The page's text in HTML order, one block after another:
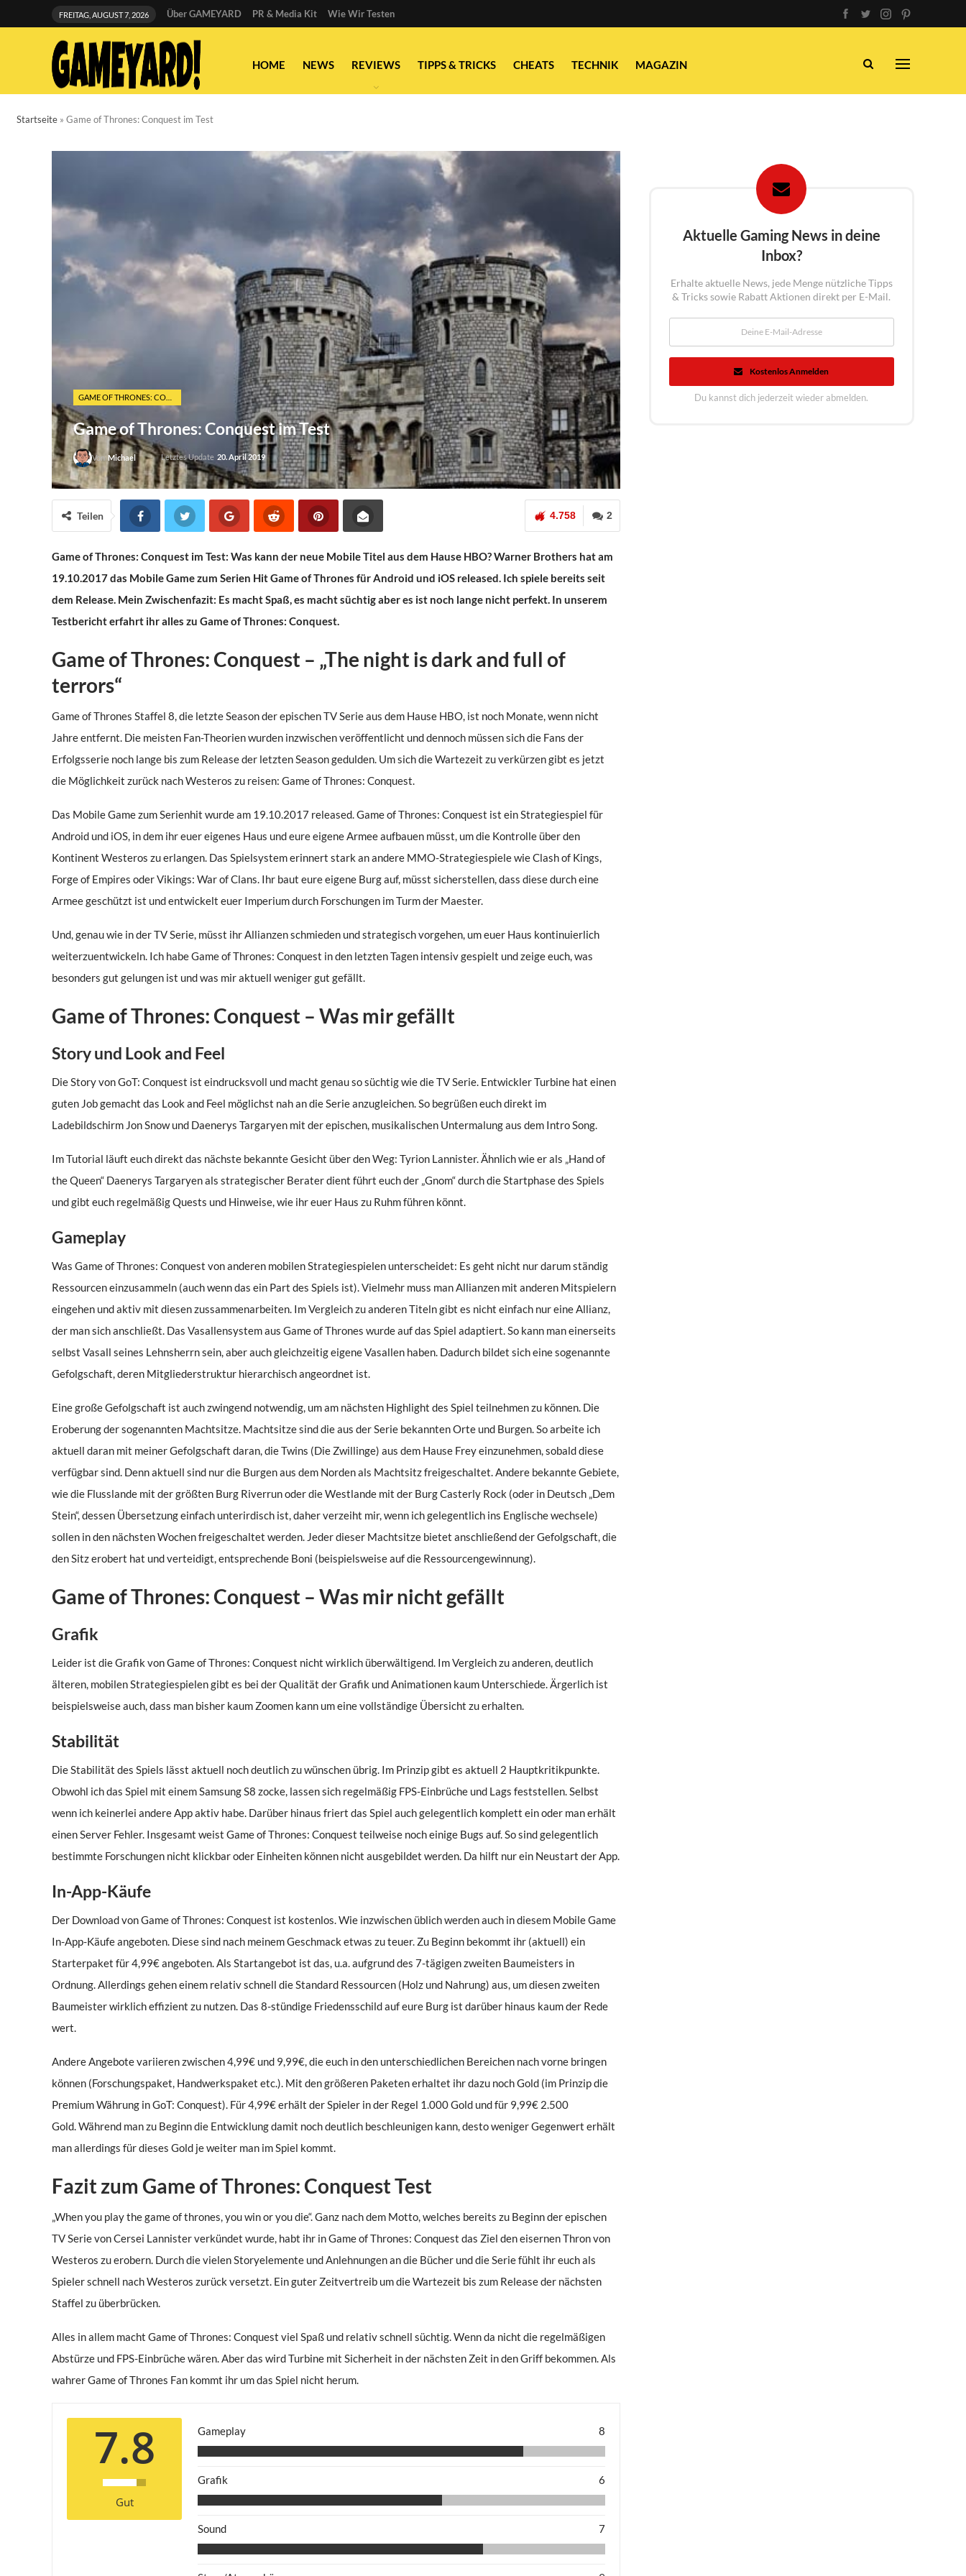
FREITAG, AUGUST 7, 2026 Über GAMEYARD PR & Media Kit Wie Wir Testen
HOME NEWS REVIEWS TIPPS & TRICKS CHEATS TECHNIK MAGAZIN
Startseite » Game of Thrones: Conquest im Test
Game of Thrones: Conquest im Test
Von Michael Letztes Update 20. April 2019
2
4.758
Teilen
Game of Thrones: Conquest im Test: Was kann der neue Mobile Titel aus dem Hause HBO? Warner Brothers hat am
19.10.2017 das Mobile Game zum Serien Hit Game of Thrones für Android und iOS released. Ich spiele bereits seit
dem Release. Mein Zwischenfazit: Es macht Spaß, es macht süchtig aber es ist noch lange nicht perfekt. In unserem
Testbericht erfahrt ihr alles zu Game of Thrones: Conquest.
Game of Thrones: Conquest – „The night is dark and full of
terrors“
Game of Thrones Staffel 8, die letzte Season der epischen TV Serie aus dem Hause HBO, ist noch Monate, wenn nicht
Jahre entfernt. Die meisten Fan-Theorien wurden inzwischen veröffentlicht und dennoch müssen sich die Fans der
Erfolgsserie noch lange bis zum Release der letzten Season gedulden. Um sich die Wartezeit zu verkürzen gibt es jetzt
die Möglichkeit zurück nach Westeros zu reisen: Game of Thrones: Conquest.
Das Mobile Game zum Serienhit wurde am 19.10.2017 released. Game of Thrones: Conquest ist ein Strategiespiel für
Android und iOS, in dem ihr euer eigenes Haus und eure eigene Armee aufbauen müsst, um die Kontrolle über den
Kontinent Westeros zu erlangen. Das Spielsystem erinnert stark an andere MMO-Strategiespiele wie Clash of Kings,
Forge of Empires oder Vikings: War of Clans. Ihr baut eure eigene Burg auf, müsst sicherstellen, dass diese durch eine
Armee geschützt ist und entwickelt euer Imperium durch Forschungen im Turm der Maester.
Und, genau wie in der TV Serie, müsst ihr Allianzen schmieden und strategisch vorgehen, um euer Haus kontinuierlich
weiterzuentwickeln. Ich habe Game of Thrones: Conquest in den letzten Tagen intensiv gespielt und zeige euch, was
besonders gut gelungen ist und was mir aktuell weniger gut gefällt.
Game of Thrones: Conquest – Was mir gefällt
Story und Look and Feel
Die Story von GoT: Conquest ist eindrucksvoll und macht genau so süchtig wie die TV Serie. Entwickler Turbine hat einen
guten Job gemacht das Look and Feel möglichst nah an die Serie anzugleichen. So begrüßen euch direkt im
Ladebildschirm Jon Snow und Daenerys Targaryen mit der epischen, musikalischen Untermalung aus dem Intro Song.
Im Tutorial läuft euch direkt das nächste bekannte Gesicht über den Weg: Tyrion Lannister. Ähnlich wie er als „Hand of
the Queen“ Daenerys Targaryen als strategischer Berater dient führt euch der „Gnom“ durch die Startphase des Spiels
und gibt euch regelmäßig Quests und Hinweise, wie ihr euer Haus zu Ruhm führen könnt.
Gameplay
Was Game of Thrones: Conquest von anderen mobilen Strategiespielen unterscheidet: Es geht nicht nur darum ständig
Ressourcen einzusammeln (auch wenn das ein Part des Spiels ist). Vielmehr muss man Allianzen mit anderen Mitspielern
eingehen und aktiv mit diesen zussammenarbeiten. Im Vergleich zu anderen Titeln gibt es nicht einfach nur eine Allianz,
der man sich anschließt. Das Vasallensystem aus Game of Thrones wurde auf das Spiel adaptiert. So kann man einerseits
selbst Vasall seines Lehnsherrn sein, aber auch gleichzeitig eigene Vasallen haben. Dadurch bildet sich eine sogenannte
Gefolgschaft, deren Mitgliederstruktur hierarchisch angeordnet ist.
Eine große Gefolgschaft ist auch zwingend notwendig, um am nächsten Highlight des Spiel teilnehmen zu können. Die
Eroberung der sogenannten Machtsitze. Machtsitze sind die aus der Serie bekannten Orte und Burgen. So arbeite ich
aktuell daran mit meiner Gefolgschaft daran, die Twins (Die Zwillinge) aus dem Hause Frey einzunehmen, sobald diese
verfügbar sind. Denn aktuell sind nur die Burgen aus dem Norden als Machtsitz freigeschaltet. Andere bekannte Gebiete,
wie die Flusslande mit der größten Burg Riverrun oder die Westlande mit der Burg Casterly Rock (oder in Deutsch „Dem
Stein“, dessen Übersetzung einfach unterirdisch ist, daher verzeiht mir, wenn ich gelegentlich ins Englische wechsele)
sollen in den nächsten Wochen freigeschaltet werden. Jeder dieser Machtsitze bietet anschließend der Gefolgschaft, die
den Sitz erobert hat und verteidigt, entsprechende Boni (beispielsweise auf die Ressourcengewinnung).
Game of Thrones: Conquest – Was mir nicht gefällt
Grafik
Leider ist die Grafik von Game of Thrones: Conquest nicht wirklich überwältigend. Im Vergleich zu anderen, deutlich
älteren, mobilen Strategiespielen gibt es bei der Qualität der Grafik und Animationen kaum Unterschiede. Ärgerlich ist
beispielsweise auch, dass man bisher kaum Zoomen kann um eine vollständige Übersicht zu erhalten.
Stabilität
Die Stabilität des Spiels lässt aktuell noch deutlich zu wünschen übrig. Im Prinzip gibt es aktuell 2 Hauptkritikpunkte.
Obwohl ich das Spiel mit einem Samsung S8 zocke, lassen sich regelmäßig FPS-Einbrüche und Lags feststellen. Selbst
wenn ich keinerlei andere App aktiv habe. Darüber hinaus friert das Spiel auch gelegentlich komplett ein oder man erhält
einen Server Fehler. Insgesamt weist Game of Thrones: Conquest teilweise noch einige Bugs auf. So sind gelegentlich
bestimmte Forschungen nicht klickbar oder Einheiten können nicht ausgebildet werden. Da hilft nur ein Neustart der App.
In-App-Käufe
Der Download von Game of Thrones: Conquest ist kostenlos. Wie inzwischen üblich werden auch in diesem Mobile Game
In-App-Käufe angeboten. Diese sind nach meinem Geschmack etwas zu teuer. Zu Beginn bekommt ihr (aktuell) ein
Starterpaket für 4,99€ angeboten. Als Startangebot ist das, u.a. aufgrund des 7-tägigen zweiten Baumeisters in
Ordnung. Allerdings gehen einem relativ schnell die Standard Ressourcen (Holz und Nahrung) aus, um diesen zweiten
Baumeister wirklich effizient zu nutzen. Das 8-stündige Friedensschild auf eure Burg ist darüber hinaus kaum der Rede
wert.
Andere Angebote variieren zwischen 4,99€ und 9,99€, die euch in den unterschiedlichen Bereichen nach vorne bringen
können (Forschungspaket, Handwerkspaket etc.). Mit den größeren Paketen erhaltet ihr dazu noch Gold (im Prinzip die
Premium Währung in GoT: Conquest). Für 4,99€ erhält der Spieler in der Regel 1.000 Gold und für 9,99€ 2.500
Gold. Während man zu Beginn die Entwicklung damit noch deutlich beschleunigen kann, desto weniger Gegenwert erhält
man allerdings für dieses Gold je weiter man im Spiel kommt.
Fazit zum Game of Thrones: Conquest Test
„When you play the game of thrones, you win or you die“. Ganz nach dem Motto, welches bereits zu Beginn der epischen
TV Serie von Cersei Lannister verkündet wurde, habt ihr in Game of Thrones: Conquest das Ziel den eisernen Thron von
Westeros zu erobern. Durch die vielen Storyelemente und Anlehnungen an die Bücher und die Serie fühlt ihr euch als
Spieler schnell nach Westeros zurück versetzt. Ein guter Zeitvertreib um die Wartezeit bis zum Release der nächsten
Staffel zu überbrücken.
Alles in allem macht Game of Thrones: Conquest viel Spaß und relativ schnell süchtig. Wenn da nicht die regelmäßigen
Abstürze und FPS-Einbrüche wären. Aber das wird Turbine mit Sicherheit in der nächsten Zeit in den Griff bekommen. Als
wahrer Game of Thrones Fan kommt ihr um das Spiel nicht herum.
7.8
Gut
Gameplay 8
Grafik 6
Sound 7
Aktuelle Gaming News in deine
Inbox?
Erhalte aktuelle News, jede Menge nützliche Tipps
& Tricks sowie Rabatt Aktionen direkt per E-Mail.
Kostenlos Anmelden
Du kannst dich jederzeit wieder abmelden.